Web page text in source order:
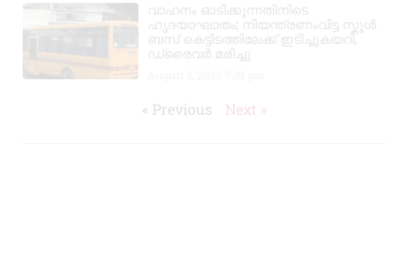
വാഹനം ഓടിക്കുന്നതിനിടെ
ഹൃദയാഘാതം; നിയന്ത്രണംവിട്ട സ്കൂൾ
ബസ് കെട്ടിടത്തിലേക്ക് ഇടിച്ചുകയറി,
ഡ്രൈവർ മരിച്ചു
« Previous Next »